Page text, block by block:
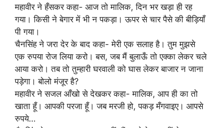
महावीर ने हँसकर कहा- आज तो मालिक, दिन भर खड़ा ही रह
गया। किसी ने बेगार में भी न पकड़ा। ऊपर से चार पैसे की बीड़ियाँ
पी गया।
चैनसिंह ने जरा देर के बाद कहा- मेरी एक सलाह है। तुम मुझसे
एक रुपया रोज लिया करो। बस, जब मैं बुलाऊँ तो एक्का लेकर चले
आया करो। तब तो तुम्हारी घरवाली को घास लेकर बाजार न जाना
पड़ेगा। बोलो मंजूर है?
महावीर ने सजल आँखो से देखकर कहा- मालिक, आप ही का तो
खाता हूँ। आपकी परजा हूँ। जब मरजी हो, पकड़ मँगवाइए। आपसे
रुपये…